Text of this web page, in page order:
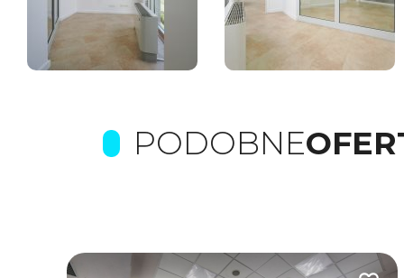
PODOBNE